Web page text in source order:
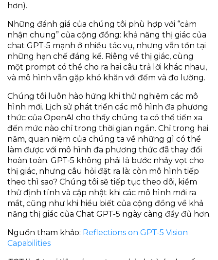
hơn).
Những đánh giá của chúng tôi phù hợp với “cảm
nhận chung” của cộng đồng: khả năng thị giác của
chat GPT-5 mạnh ở nhiều tác vụ, nhưng vẫn tồn tại
những hạn chế đáng kể. Riêng về thị giác, cùng
một prompt có thể cho ra hai câu trả lời khác nhau,
và mô hình vẫn gặp khó khăn với đếm và đo lường.
Chúng tôi luôn hào hứng khi thử nghiệm các mô
hình mới. Lịch sử phát triển các mô hình đa phương
thức của OpenAI cho thấy chúng ta có thể tiến xa
đến mức nào chỉ trong thời gian ngắn. Chỉ trong hai
năm, quan niệm của chúng ta về những gì có thể
làm được với mô hình đa phương thức đã thay đổi
hoàn toàn. GPT-5 không phải là bước nhảy vọt cho
thị giác, nhưng câu hỏi đặt ra là: còn mô hình tiếp
theo thì sao? Chúng tôi sẽ tiếp tục theo dõi, kiểm
thử định tính và cập nhật khi các mô hình mới ra
mắt, cũng như khi hiểu biết của cộng đồng về khả
năng thị giác của Chat GPT-5 ngày càng đầy đủ hơn.
Nguồn tham khảo: Reflections on GPT-5 Vision
Capabilities